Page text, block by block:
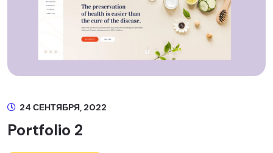
24 СЕНТЯБРЯ, 2022
Portfolio 2